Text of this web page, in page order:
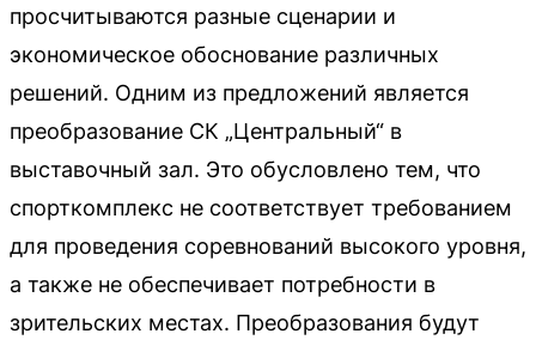
просчитываются разные сценарии и
экономическое обоснование различных
решений. Одним из предложений является
преобразование СК „Центральный“ в
выставочный зал. Это обусловлено тем, что
спорткомплекс не соответствует требованием
для проведения соревнований высокого уровня,
а также не обеспечивает потребности в
зрительских местах. Преобразования будут